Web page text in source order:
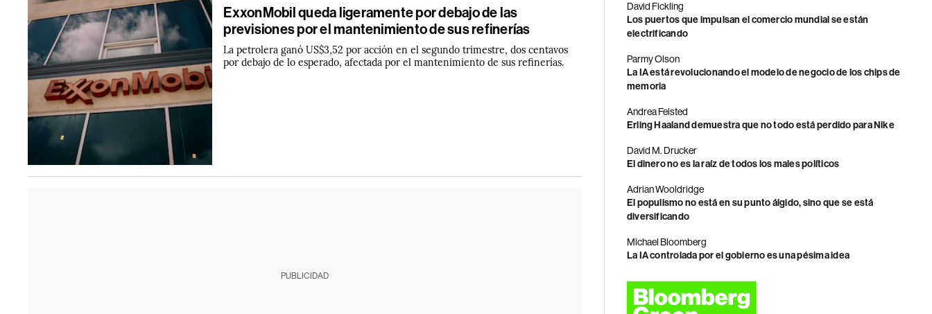
ExxonMobil queda ligeramente por debajo de las
previsiones por el mantenimiento de sus refinerías
La petrolera ganó US$3,52 por acción en el segundo trimestre, dos centavos
por debajo de lo esperado, afectada por el mantenimiento de sus refinerías.
PUBLICIDAD
David Fickling
Los puertos que impulsan el comercio mundial se están
electrificando
Parmy Olson
La IA está revolucionando el modelo de negocio de los chips de
memoria
Andrea Felsted
Erling Haaland demuestra que no todo está perdido para Nike
David M. Drucker
El dinero no es la raíz de todos los males políticos
Adrian Wooldridge
El populismo no está en su punto álgido, sino que se está
diversificando
Michael Bloomberg
La IA controlada por el gobierno es una pésima idea